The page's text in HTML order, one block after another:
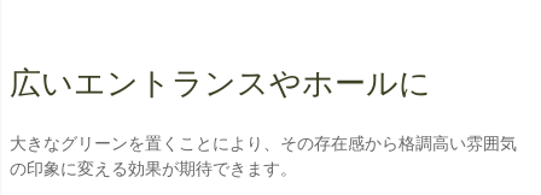
広いエントランスやホールに
大きなグリーンを置くことにより、その存在感から格調高い雰囲気
の印象に変える効果が期待できます。